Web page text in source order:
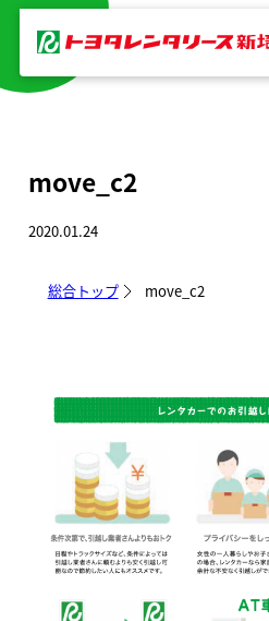
を
move_c2
2020.01.24
総合トップ move_c2